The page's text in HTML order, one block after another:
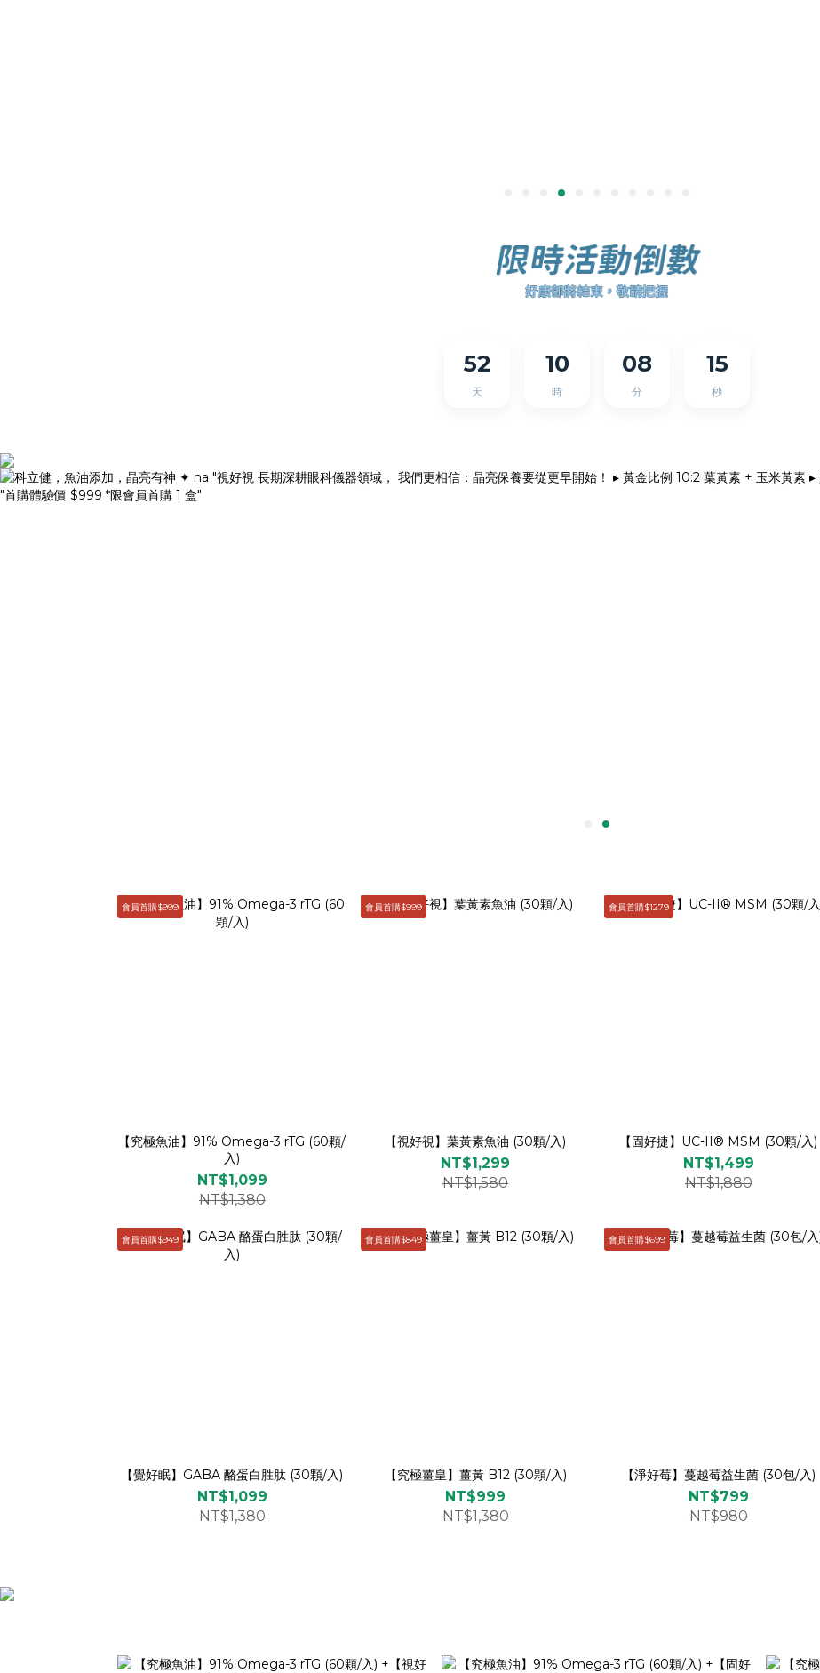
52
天
10
時
08
分
15
秒
會員首購$999
【究極魚油】91% Omega-3 rTG (60顆/
入)
NT$1,099
NT$1,380
會員首購$999
【視好視】葉黃素魚油 (30顆/入)
NT$1,299
NT$1,580
會員首購$1279
【固好捷】UC-II® MSM (30顆/入)
NT$1,499
NT$1,880
會員首購$949
【覺好眠】GABA 酪蛋白胜肽 (30顆/入)
NT$1,099
NT$1,380
會員首購$849
【究極薑皇】薑黃 B12 (30顆/入)
NT$999
NT$1,380
會員首購$699
【淨好莓】蔓越莓益生菌 (30包/入)
NT$799
NT$980